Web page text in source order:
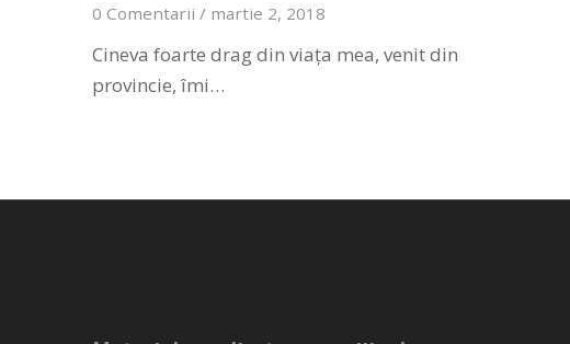
0 Comentarii / martie 2, 2018
Cineva foarte drag din viața mea, venit din
provincie, îmi…